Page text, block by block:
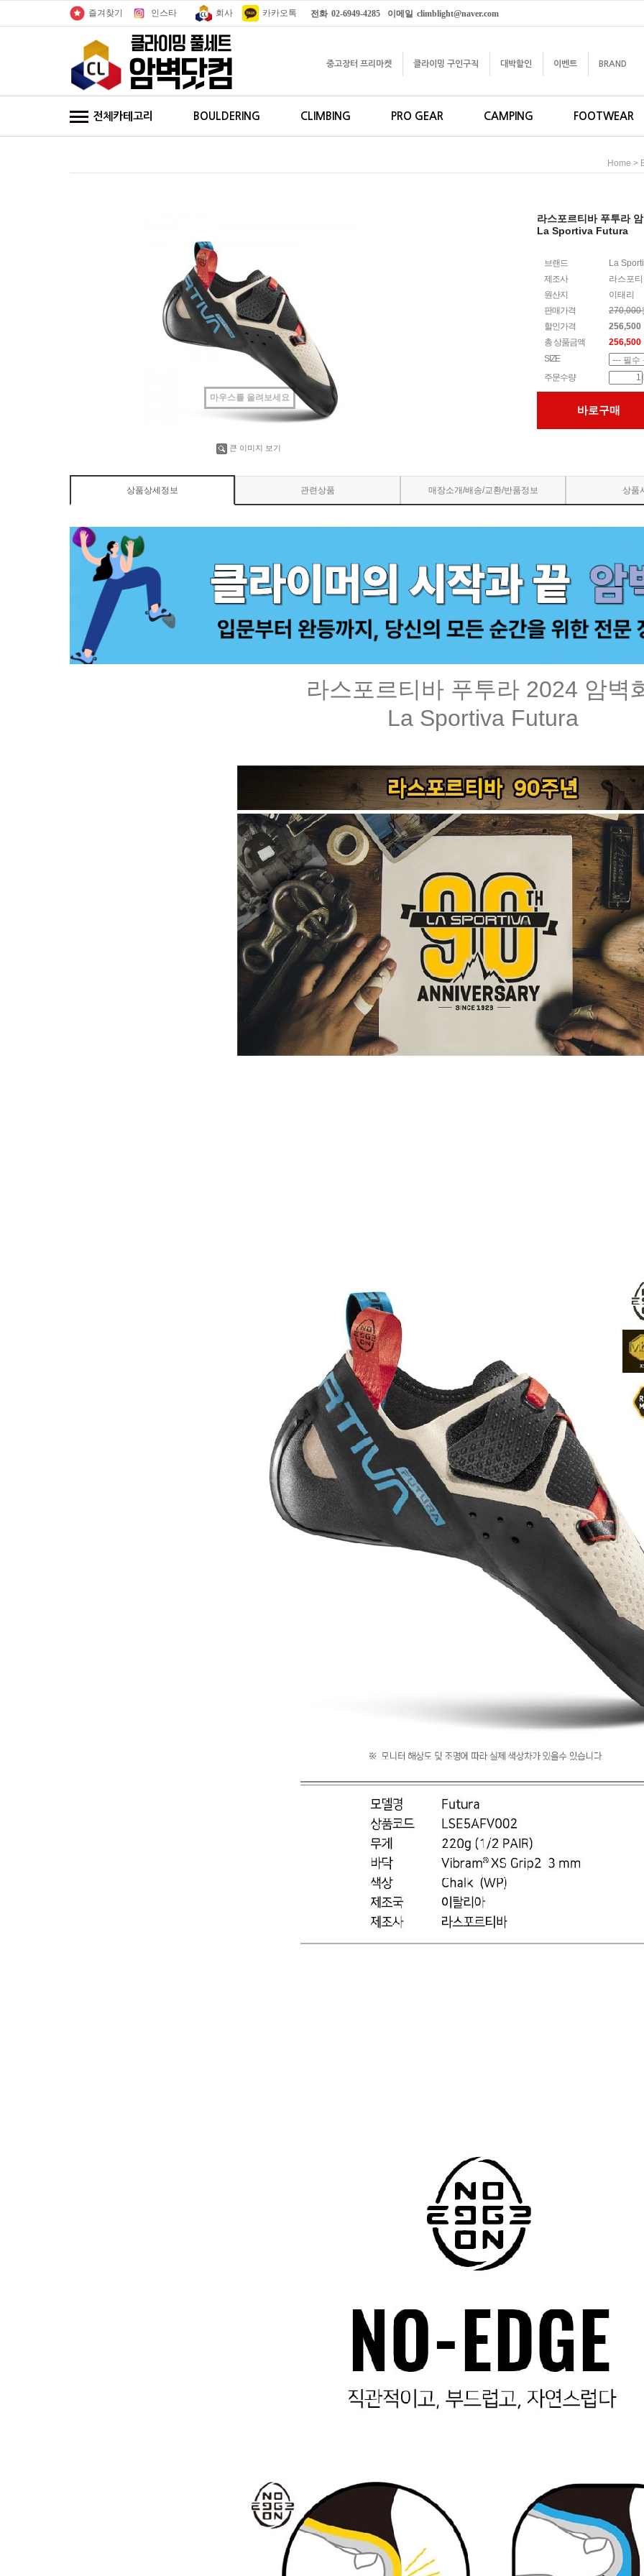
즐겨찾기 인스타 카카오톡
회사 전화 02-6949-4285 이메일 climblight@naver.com
중고장터 프리마켓 클라이밍 구인구직 대박할인 이벤트 BRAND
전체카테고리 BOULDERING CLIMBING PRO GEAR CAMPING FOOTWEAR
Home >
마우스를 올려보세요
큰 이미지 보기
라스포르티바 푸투라
La Sportiva Futura
브랜드
La
제조사
라스포
원산지
이태리
판매가격
270,000
할인가격
256,500
총 상품금액
256,500
SIZE
주문수량
바로구매
상품상세정보 관련상품 매장소개/배송/교환/반품정보 상품
라스포르티바 푸투라 2024 암벽
La Sportiva Futura